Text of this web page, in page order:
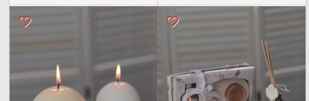
favorite_border
favorite_border